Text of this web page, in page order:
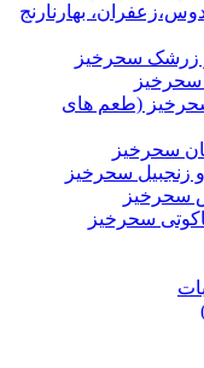
بهارنارنج
زرشک سحرخیز
(طعم های
سحرخیز
سحرخیز
سحرخیز
سحرخیز